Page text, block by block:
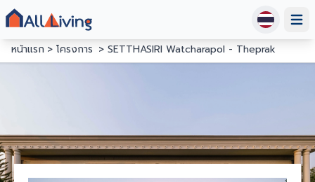
หน้าแรก
โครงการ SETTHASIRI Watcharapol - Theprak